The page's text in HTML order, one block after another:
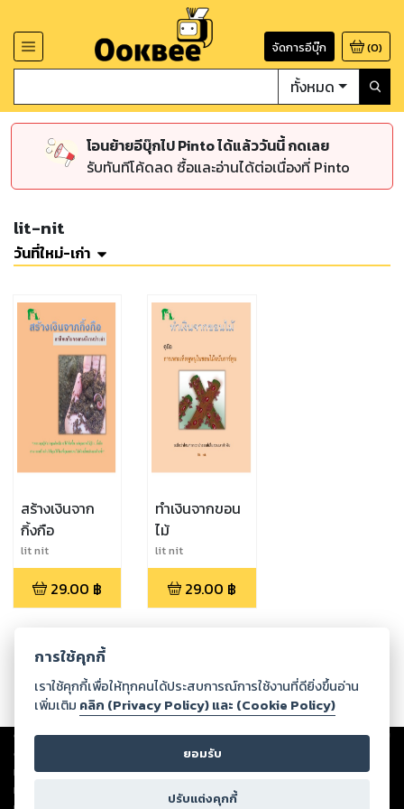
จัดการอีบุ๊ก (0)
ทั้งหมด
โอนย้ายอีบุ๊กไป Pinto ได้แล้ววันนี้ กดเลย
รับทันทีโค้ดลด ซื้อและอ่านได้ต่อเนื่องที่ Pinto
lit-nit
วันที่ใหม่-เก่า
สร้างเงินจาก
กิ้งกือ
lit nit
29.00 ฿
ทำเงินจากขอน
ไม้
lit nit
29.00 ฿
Copyright ©2026Storylog Co., Ltd. - สตอรี่ล็อกขอสงวนสิทธิ์ไม่รับผิดชอบ
ต่อผลงานหรือเนื้อหาใดที่อัปโหลดผ่านเว็บไซต์และปรากฏว่าละเมิดสิทธิใน
ทรัพย์สินทางปัญญาของบุคคลอื่นหรือขัดต่อกฎหมายและศีลธรรม ดังนั้น ผู้อ่าน
ทุกท่านโปรดใช้วิจารณญาณในการกลั่นกรองด้วยตนเอง และหากท่านพบว่าส่วน
การใช้คุกกี้
เราใช้คุกกี้เพื่อให้ทุกคนได้ประสบการณ์การใช้งานที่ดียิ่งขึ้นอ่าน
เพิ่มเติม คลิก (Privacy Policy) และ (Cookie Policy)
ยอมรับ
ปรับแต่งคุกกี้